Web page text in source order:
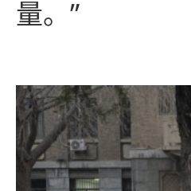
量。”